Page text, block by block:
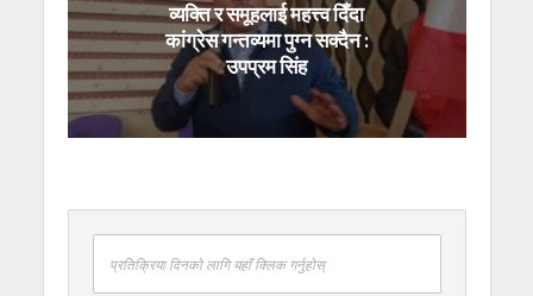
व्यक्ति र समूहलाई महत्त्व दिँदा
कांग्रेस गन्तव्यमा पुग्न सक्दैन :
उपप्रम सिंह
प्रतिक्रिया दिनको लागि यहाँ क्लिक गर्नुहोस्